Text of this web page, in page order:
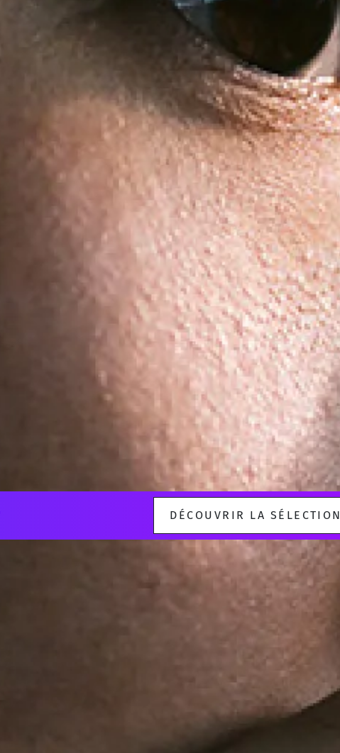
DÉCOUVRIR LA SÉLECTION